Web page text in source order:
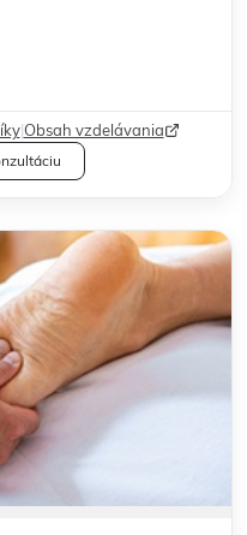
|Obsah vzdelávania